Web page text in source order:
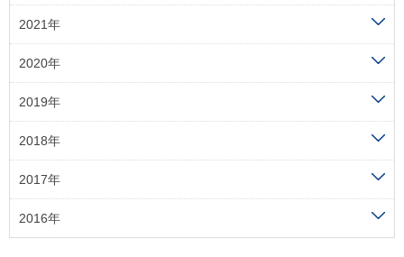
2021年
2020年
2019年
2018年
2017年
2016年